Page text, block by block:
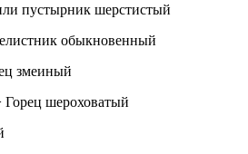
пустырник шерстистый
обыкновенный
змеиный
Горец шероховатый